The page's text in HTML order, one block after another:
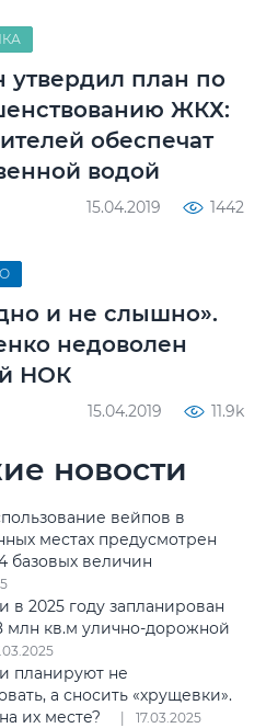
утвердил план по
ЖКХ:
обеспечат
водой
15.04.2019 1442
и не слышно».
недоволен
НОК
15.04.2019 11.9k
новости
вейпов в
местах предусмотрен
базовых величин
в 2025 году запланирован
млн кв.м улично-дорожной
планируют не
а сносить «хрущевки».
их месте?
17.03.2025